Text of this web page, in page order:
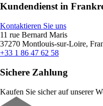
Kundendienst in
Kontaktieren Sie uns
11 rue Bernard Maris
37270 Montlouis-sur-Loire,
+33 1 86 47 62 58
Sichere Zahlung
Kaufen Sie sicher auf unserer